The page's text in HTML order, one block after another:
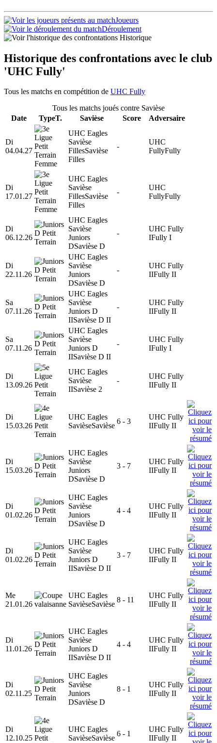
Joueurs
Déroulement
Historique
Historique des confrontations avec le club
'UHC Fully'
Tous les matchs en compétition de UHC Fully
Tous les matchs joués contre Savièse
Date
TypeT. Savièse Score Adversaire
Di
04.04.27
UHC Eagles
Savièse
FillesSavièse
Filles
-
UHC
FullyFully
Di
17.01.27
UHC Eagles
Savièse
FillesSavièse
Filles
-
UHC
FullyFully
Di
06.12.26
UHC Eagles
Savièse
Juniors
DSavièse D
-
UHC Fully
IFully I
Di
22.11.26
UHC Eagles
Savièse
Juniors
DSavièse D
-
UHC Fully
IIFully II
Sa
07.11.26
UHC Eagles
Savièse
Juniors D
IISavièse D II
-
UHC Fully
IIFully II
Sa
07.11.26
UHC Eagles
Savièse
Juniors D
IISavièse D II
-
UHC Fully
IFully I
Di
13.09.26
UHC Eagles
Savièse
IISavièse 2
-
UHC Fully
IIFully II
Di
15.03.26
UHC Eagles
SavièseSavièse
6 - 3
UHC Fully
IIFully II
Di
15.03.26
UHC Eagles
Savièse
Juniors
DSavièse D
3 - 7
UHC Fully
IIFully II
Di
01.02.26
UHC Eagles
Savièse
Juniors
DSavièse D
4 - 4
UHC Fully
IIFully II
Di
01.02.26
UHC Eagles
Savièse
Juniors D
IISavièse D II
3 - 7
UHC Fully
IIFully II
Me
21.01.26
UHC Eagles
SavièseSavièse
8 - 11
UHC Fully
IIFully II
Di
11.01.26
UHC Eagles
Savièse
Juniors D
IISavièse D II
4 - 4
UHC Fully
IIFully II
Di
02.11.25
UHC Eagles
Savièse
Juniors
DSavièse D
8 - 1
UHC Fully
IIFully II
Di
12.10.25
UHC Eagles
SavièseSavièse
6 - 1
UHC Fully
IIFully II